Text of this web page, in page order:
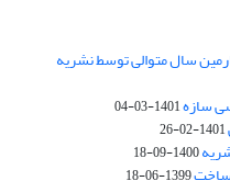
سال متوالی توسط نشریه
سازه1401-03-04
1401-02-26
1400-09-18
1399-06-18